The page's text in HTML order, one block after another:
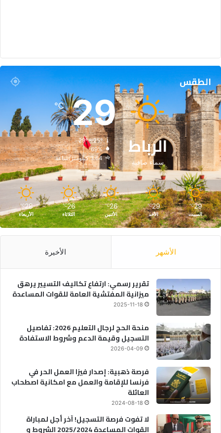
الطقس
الرباط
سماء صافية
29
℃
29º - 25º
69%
3.64 كيلومتر/ساعة
29
℃
السبت
29
℃
الأحد
26
℃
الأثنين
26
℃
الثلاثاء
28
℃
الأربعاء
الأشهر الأخيرة
تقرير رسمي: ارتفاع تكاليف التسيير يرهق
ميزانية المفتشية العامة للقوات المساعدة
2025-11-18
منحة الحج لرجال التعليم 2026: تفاصيل
التسجيل وقيمة الدعم وشروط الاستفادة
2026-04-09
فرصة ذهبية: إصدار فيزا العمل الحر في
فرنسا للإقامة والعمل مع امكانية اصطحاب
العائلة
2024-08-18
لا تفوت فرصة التسجيل! آخر أجل لمباراة
القوات المساعدة 2025/2024 الشروط و